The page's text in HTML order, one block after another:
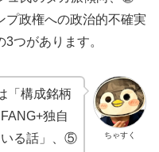
政権への政治的不確実
つがあります。
ちゃすく
「構成銘柄
独自
いる話」、⑤